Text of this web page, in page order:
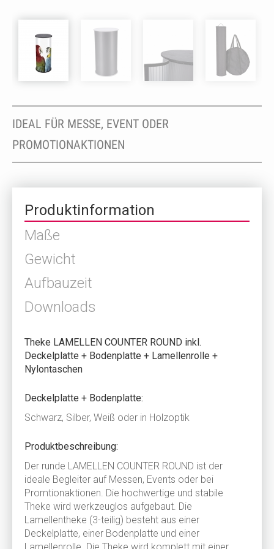
IDEAL FÜR MESSE, EVENT ODER
PROMOTIONAKTIONEN
Produktinformation
Maße
Gewicht
Aufbauzeit
Downloads
Theke LAMELLEN COUNTER ROUND inkl.
Deckelplatte + Bodenplatte + Lamellenrolle +
Nylontaschen
Deckelplatte + Bodenplatte:
Schwarz, Silber, Weiß oder in Holzoptik
Produktbeschreibung:
Der runde LAMELLEN COUNTER ROUND ist der
ideale Begleiter auf Messen, Events oder bei
Promtionaktionen. Die hochwertige und stabile
Theke wird werkzeuglos aufgebaut. Die
Lamellentheke (3-teilig) besteht aus einer
Deckelplatte, einer Bodenplatte und einer